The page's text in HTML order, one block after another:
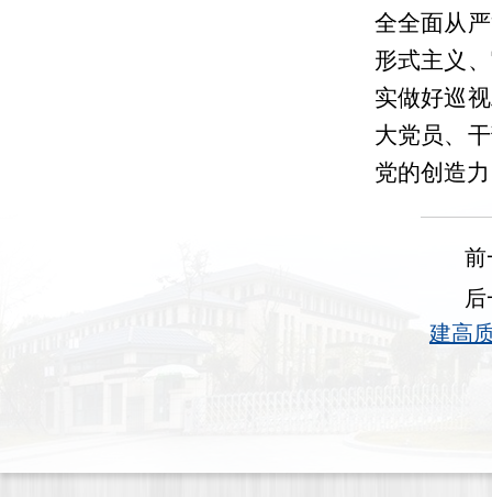
全全面从
形式主义
实做好巡
大党员、
党的创造
前
建高